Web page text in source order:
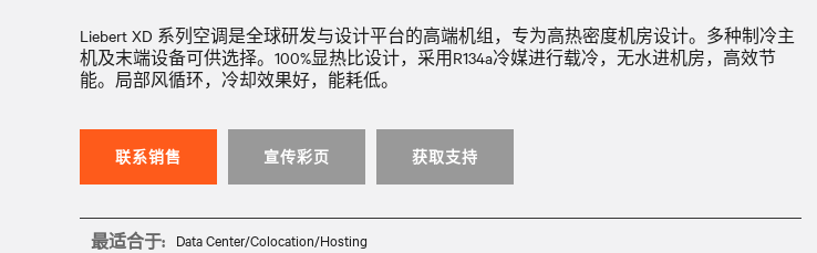
Liebert XD 系列空调是全球研发与设计平台的高端机组，专为高热密度机房设计。多种制冷主
机及末端设备可供选择。100%显热比设计，采用R134a冷媒进行载冷，无水进机房，高效节
能。局部风循环，冷却效果好，能耗低。
联系销售 宣传彩页 获取支持
最适合于: Data Center/Colocation/Hosting